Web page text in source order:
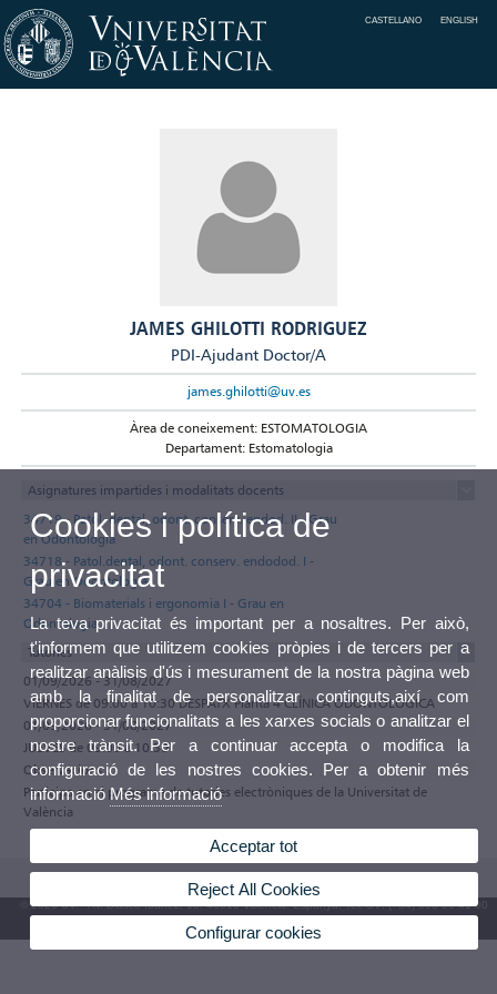
CASTELLANO ENGLISH
JAMES GHILOTTI RODRIGUEZ
PDI-Ajudant Doctor/A
james.ghilotti@uv.es
Àrea de coneixement: ESTOMATOLOGIA
Departament: Estomatologia
Asignatures impartides i modalitats docents
34719 - Patol. dental, odont. conserv. endod. II - Grau
en Odontologia
34718 - Patol.dental, odont. conserv. endodod. I -
Grau en Odontologia
34704 - Biomaterials i ergonomia I - Grau en
Odontologia
Tutories
01/09/2026 - 31/08/2027
VIERNES de 09:00 a 10:30 DESPATX Planta 4 CLÍNICA ODONTOLÒGICA
01/09/2026 - 31/08/2027
JUEVES de 09:00 a 10:30
Observacions
Participa en el programa de tutories electròniques de la Universitat de
València
© 2026 UV. - Av. Blasco Ibáñez, 13. 46010 València. Espanya. Tel. UV: (+34) 963 86 41 00
Bústia UV
Cookies i política de
privacitat
La teva privacitat és important per a nosaltres. Per això,
t'informem que utilitzem cookies pròpies i de tercers per a
realitzar anàlisis d'ús i mesurament de la nostra pàgina web
amb la finalitat de personalitzar continguts,així com
proporcionar funcionalitats a les xarxes socials o analitzar el
nostre trànsit. Per a continuar accepta o modifica la
configuració de les nostres cookies. Per a obtenir més
informacióMés informació
Acceptar tot
Reject All Cookies
Configurar cookies